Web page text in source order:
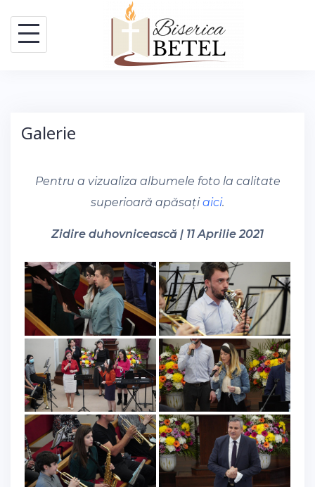
content
Galerie
Pentru a vizualiza albumele foto la calitate
superioară apăsațiaici.
Zidire duhovnicească | 11 Aprilie 2021